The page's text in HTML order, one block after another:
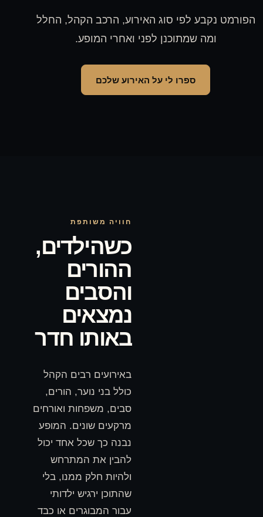
סוג האירוע, הרכב הקהל, החלל
לפני ואחרי המופע.
לי על האירוע שלכם
כשהילדים,
באותו חדר
באירועים רבים הקהל
כולל בני נוער, הורים,
סבים, משפחות ואורחים
מרקעים שונים. המופע
נבנה כך שכל אחד יכול
להבין את המתרחש
ולהיות חלק ממנו, בלי
שהתוכן ירגיש ילדותי
עבור המבוגרים או כבד